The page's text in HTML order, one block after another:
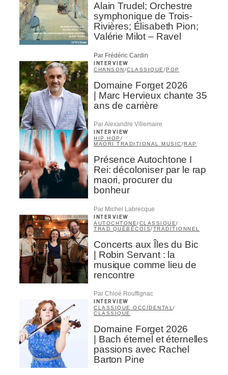
Alain Trudel; Orchestre
symphonique de Trois-
Rivières; Élisabeth Pion;
Valérie Milot – Ravel
Par Frédéric Cardin
INTERVIEW
CHANSON/CLASSIQUE /POP
Domaine Forget 2026
| Marc Hervieux chante 35
ans de carrière
Par Alexandre Villemaire
INTERVIEW
HIP HOP /
MAORI TRADITIONAL MUSIC/RAP
Présence Autochtone I
Rei: décoloniser par le rap
maori, procurer du
bonheur
Par Michel Labrecque
INTERVIEW
AUTOCHTONE/CLASSIQUE/
TRAD QUÉBÉCOIS/TRADITIONNEL
Concerts aux Îles du Bic
| Robin Servant : la
musique comme lieu de
rencontre
Par Chloé Rouffignac
INTERVIEW
CLASSIQUE OCCIDENTAL /
CLASSIQUE
Domaine Forget 2026
| Bach éternel et éternelles
passions avec Rachel
Barton Pine
Inscription